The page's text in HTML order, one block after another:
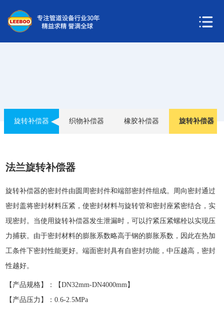
旋转补偿器 织物补偿器 橡胶补偿器 旋转补偿器
法兰旋转补偿器
旋转补偿器的密封件由圆周密封件和端部密封件组成。周向密封通过
密封盖将密封材料压紧，使密封材料与旋转管和密封座紧密结合，实
现密封。当使用旋转补偿器发生泄漏时，可以拧紧压紧螺栓以实现压
力捕获。由于密封材料的膨胀系数略高于钢的膨胀系数，因此在热加
工条件下密封性能更好。端面密封具有自密封功能，中压越高，密封
性越好。
【产品规格】：
【DN32mm-DN4000mm】
【产品压力】：0.6-2.5MPa